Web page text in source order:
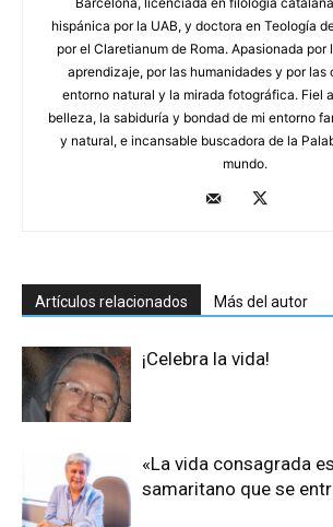
hispánica por la UAB, y doctora en Teología
por el Claretianum de Roma. Apasionada
aprendizaje, por las humanidades y por las
entorno natural y la mirada fotográfica. Fiel
belleza, la sabiduría y bondad de mi entorno
y natural, e incansable buscadora de la
mundo.
Artículos relacionados Más del autor
¡Celebra la vida!
«La vida consagrada
samaritano que se